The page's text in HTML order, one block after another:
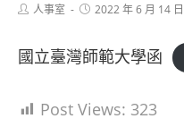
Post人事室
Post2022 年 6 月 14 日
國立臺灣師範大學函
Post Views: 323